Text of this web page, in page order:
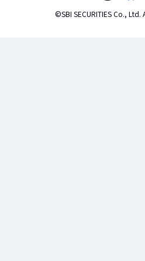
©SBI SECURITIES Co., Ltd.